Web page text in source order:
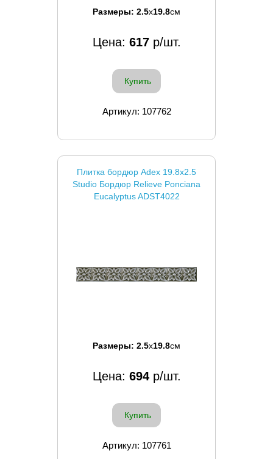
Размеры: 2.5x19.8см
Цена: 617р/шт.
Купить
Артикул: 107762
Плитка бордюр Adex 19.8x2.5
Studio Бордюр Relieve Ponciana
Eucalyptus ADST4022
Размеры: 2.5x19.8см
Цена: 694р/шт.
Купить
Артикул: 107761